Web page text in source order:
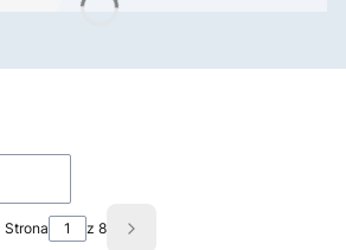
Strona z 8 Następne produkty